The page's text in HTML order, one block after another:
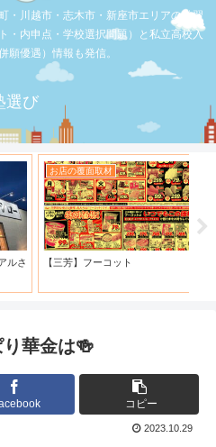
・川越市・志木市・新座市エリアの学習
・内申点・学校選択問題）と私立高校入
願優遇）情報も発信。
選び
お店の覆面取材
【三芳】フーコット
り華金は🍻
コピー
2023.10.29